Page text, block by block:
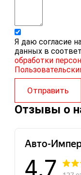
Я даю согласие
данных в
обработки
Отправить
Отзывы о